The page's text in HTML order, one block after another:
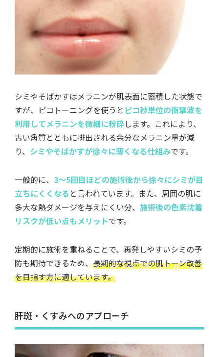
シミやそばかすはメラニンが肌表面に蓄積した状態で
すが、ピコトーニングを使うと ピコ秒単位の衝撃波を
利用してメラニンを微細に粉砕します。これにより、
古い角質とともに排出される余分なメラニン量が減
り、 シミやそばかすが徐々に薄くなる仕組みです。
一般的に、 3～5回目ほどの施術後から徐々にシミが目
立ちにくくなる と言われています。また、周囲の肌に
多大な熱ダメージを与えにくい分、 施術後の色素沈着
リスクが低い点もメリットです。
定期的に施術を重ねることで、再発しやすいシミの予
防も期待できるため、 長期的な視点での肌トーン改善
を目指す方に適しています。
肝斑・くすみへのアプローチ